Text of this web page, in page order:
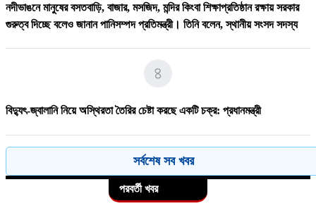
৮
ব্রাহ্মণবাড়িয়ার নাসিরনগরে বিএনপির উদ্যােগে মা&039দ&039ক&039বিরোধী
৯
হা'দীকে হ"ত্যার জন্য খু"নি ফয়সালকে মীর্জা আব্বাস ৫০ লক্ষ টাকা দিয়েছেন
নদীভাঙনে মানুষের বসতবাড়ি, বাজার, মসজিদ, মন্দির কিংবা শিক্ষাপ্রতিষ্ঠান রক্ষায় সরকার
গুরুত্ব দিচ্ছে বলেও জানান পানিসম্পদ প্রতিমন্ত্রী। তিনি বলেন, স্থানীয় সংসদ সদস্য
৪
বিদ্যুৎ-জ্বালানি নিয়ে অস্থিরতা তৈরির চেষ্টা করছে একটি চক্র: প্রধানমন্ত্রী
৫
নোয়াখালীতে তরুণীদের দিয়ে পর্নো ভিডিও তৈরি: স্বামী-স্ত্রী,দুই ছেলেসহ ৫ জন
সর্বশেষ সব খবর
পরবর্তী খবর